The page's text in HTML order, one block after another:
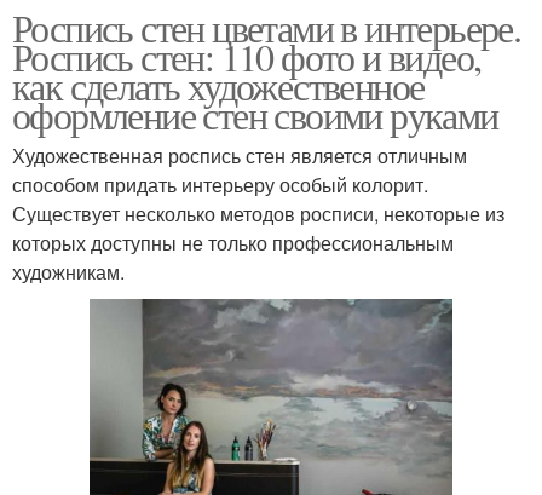
Роспись стен цветами в интерьере.
Роспись стен: 110 фото и видео,
как сделать художественное
оформление стен своими руками
Художественная роспись стен является отличным
способом придать интерьеру особый колорит.
Существует несколько методов росписи, некоторые из
которых доступны не только профессиональным
художникам.